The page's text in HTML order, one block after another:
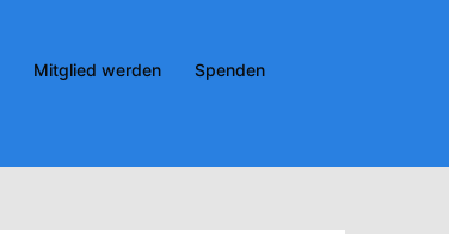
Mitglied werden
Spenden